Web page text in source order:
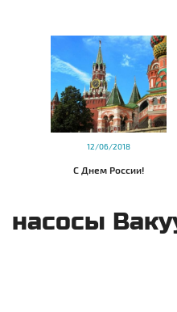
12/06/2018
С Днем России!
насосы